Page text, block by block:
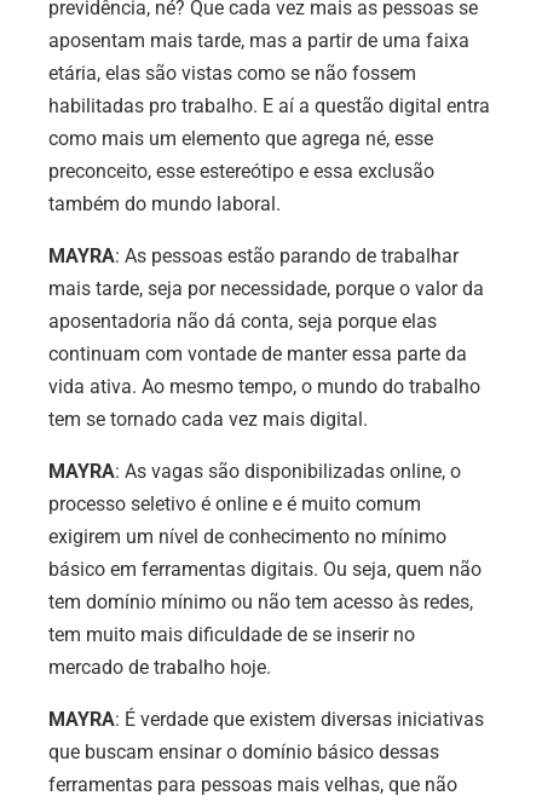
previdência, né? Que cada vez mais as pessoas se
aposentam mais tarde, mas a partir de uma faixa
etária, elas são vistas como se não fossem
habilitadas pro trabalho. E aí a questão digital entra
como mais um elemento que agrega né, esse
preconceito, esse estereótipo e essa exclusão
também do mundo laboral.
MAYRA: As pessoas estão parando de trabalhar
mais tarde, seja por necessidade, porque o valor da
aposentadoria não dá conta, seja porque elas
continuam com vontade de manter essa parte da
vida ativa. Ao mesmo tempo, o mundo do trabalho
tem se tornado cada vez mais digital.
MAYRA: As vagas são disponibilizadas online, o
processo seletivo é online e é muito comum
exigirem um nível de conhecimento no mínimo
básico em ferramentas digitais. Ou seja, quem não
tem domínio mínimo ou não tem acesso às redes,
tem muito mais dificuldade de se inserir no
mercado de trabalho hoje.
MAYRA: É verdade que existem diversas iniciativas
que buscam ensinar o domínio básico dessas
ferramentas para pessoas mais velhas, que não